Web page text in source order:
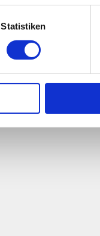
Statistiken